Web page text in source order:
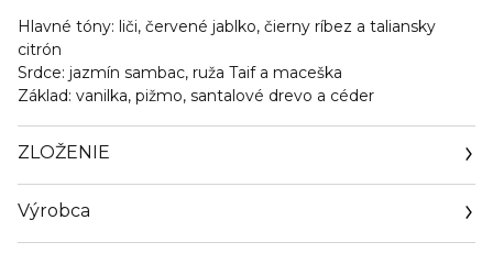
Hlavné tóny: liči, červené jablko, čierny ríbez a taliansky
citrón
Srdce: jazmín sambac, ruža Taif a maceška
Základ: vanilka, pižmo, santalové drevo a céder
ZLOŽENIE
Výrobca